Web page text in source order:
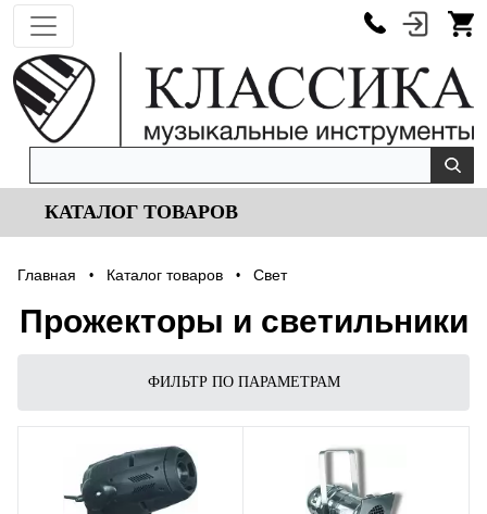
КАТАЛОГ ТОВАРОВ
Главная • Каталог товаров • Cвет
Прожекторы и светильники
ФИЛЬТР ПО ПАРАМЕТРАМ